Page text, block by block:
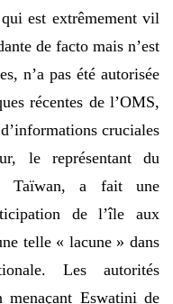
est extrêmement vil
de facto mais n’est
n’a pas été autorisée
récentes de l’OMS,
cruciales
le représentant du
Taïwan, a fait une
de l’île aux
telle « lacune » dans
Les autorités
menaçant Eswatini de